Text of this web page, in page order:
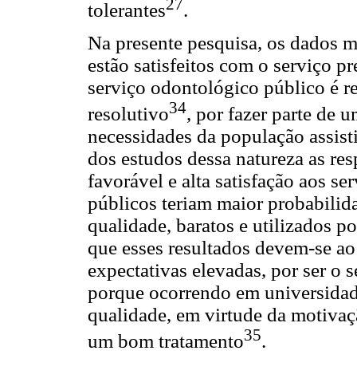
tolerantes27.
Na presente pesquisa, os dados
estão satisfeitos com o serviço
serviço odontológico público é
resolutivo34, por fazer parte de
necessidades da população
dos estudos dessa natureza as
favorável e alta satisfação aos
públicos teriam maior
qualidade, baratos e utilizados
que esses resultados devem-se
expectativas elevadas, por ser o
porque ocorrendo em
qualidade, em virtude da
um bom tratamento35.